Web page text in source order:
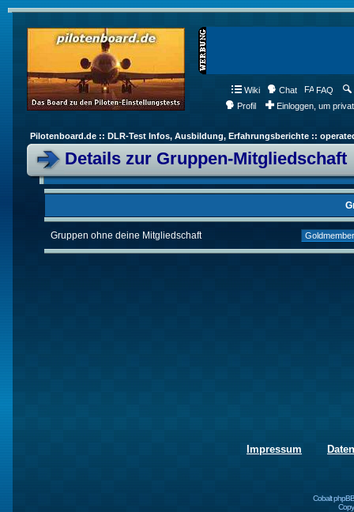
Wiki Chat FAQ
Profil
Einloggen, um
Pilotenboard.de :: DLR-Test Infos, Ausbildung, Erfahrungsberichte ::
Details zur Gruppen-Mitgliedschaft
Gruppen ohne deine Mitgliedschaft
Impressum
Cobalt